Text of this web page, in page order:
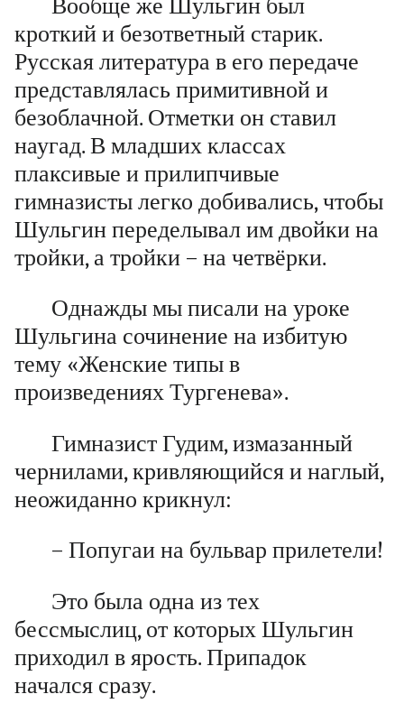
Вообще же Шульгин был
кроткий и безответный старик.
Русская литература в его передаче
представлялась примитивной и
безоблачной. Отметки он ставил
наугад. В младших классах
плаксивые и прилипчивые
гимназисты легко добивались, чтобы
Шульгин переделывал им двойки на
тройки, а тройки – на четвёрки.
Однажды мы писали на уроке
Шульгина сочинение на избитую
тему «Женские типы в
произведениях Тургенева».
Гимназист Гудим, измазанный
чернилами, кривляющийся и наглый,
неожиданно крикнул:
– Попугаи на бульвар прилетели!
Это была одна из тех
бессмыслиц, от которых Шульгин
приходил в ярость. Припадок
начался сразу.